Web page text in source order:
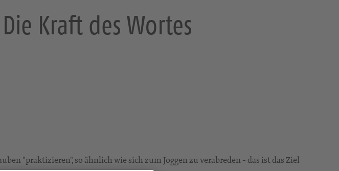
Kraft des Wortes
"praktizieren", so ähnlich wie sich zum Joggen zu verabreden - das ist das Ziel